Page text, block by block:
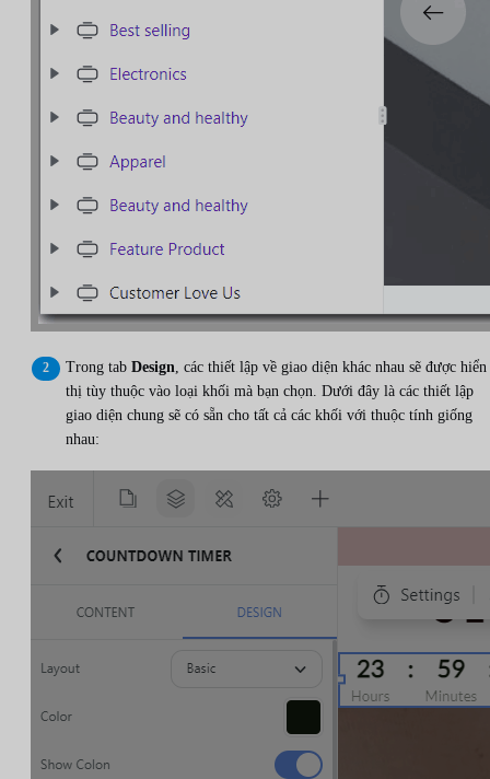
Trong tab Design , các thiết lập về giao diện khác nhau sẽ được hiển
thị tùy thuộc vào loại khối mà bạn chọn. Dưới đây là các thiết lập
giao diện chung sẽ có sẵn cho tất cả các khối với thuộc tính giống
nhau: